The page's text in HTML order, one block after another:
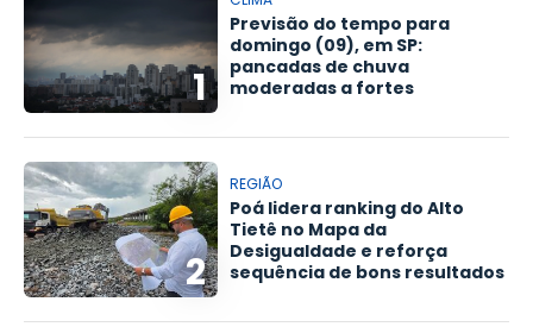
1
Previsão do tempo para
domingo (09), em SP:
pancadas de chuva
moderadas a fortes
2
REGIÃO
Poá lidera ranking do Alto
Tietê no Mapa da
Desigualdade e reforça
sequência de bons resultados